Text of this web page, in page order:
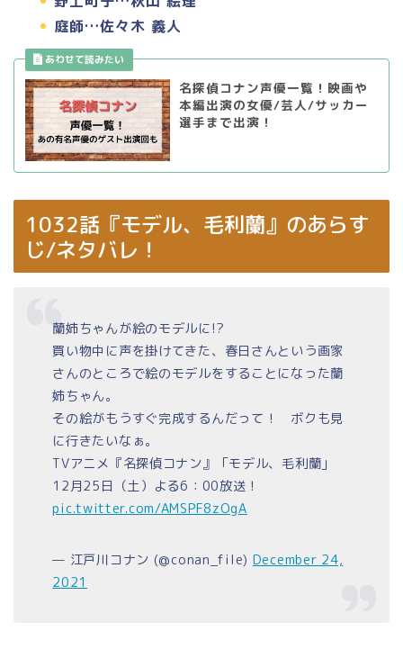
庭師…佐々木 義人
名探偵コナン声優一覧！映画や
本編出演の女優/芸人/サッカー
選手まで出演！
1032話『モデル、毛利蘭』のあらす
じ/ネタバレ！
蘭姉ちゃんが絵のモデルに!?
買い物中に声を掛けてきた、春日さんという画家
さんのところで絵のモデルをすることになった蘭
姉ちゃん。
その絵がもうすぐ完成するんだって！ ボクも見
に行きたいなぁ。
TVアニメ『名探偵コナン』「モデル、毛利蘭」
12月25日（土）よる6：00放送！
pic.twitter.com/AMSPF8zOgA
— 江戸川コナン (@conan_file) December 24,
2021